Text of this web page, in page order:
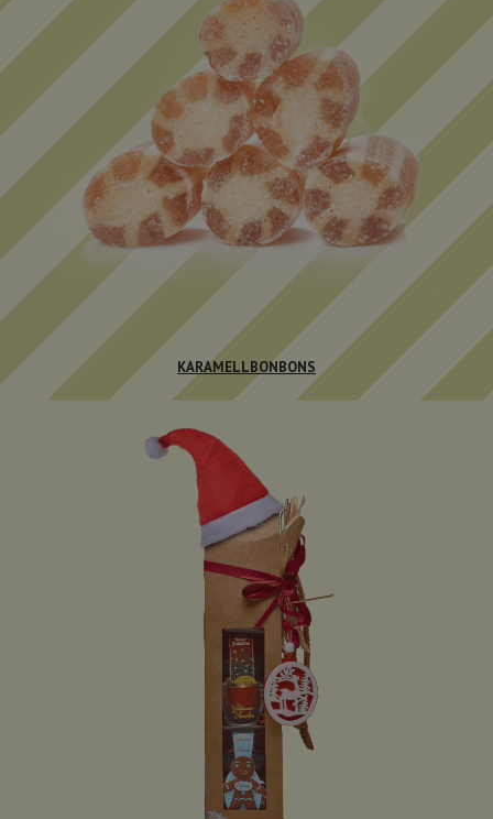
KARAMELLBONBONS